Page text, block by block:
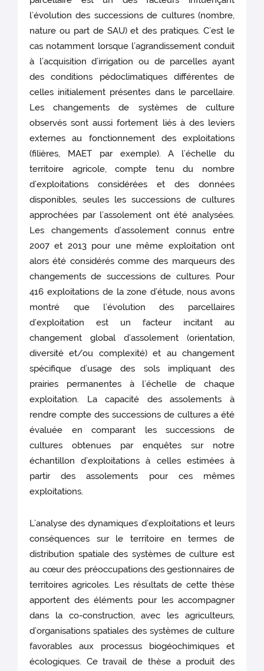
l’évolution des successions de cultures (nombre,
nature ou part de SAU) et des pratiques. C’est le
cas notamment lorsque l’agrandissement conduit
à l’acquisition d’irrigation ou de parcelles ayant
des conditions pédoclimatiques différentes de
celles initialement présentes dans le parcellaire.
Les changements de systèmes de culture
observés sont aussi fortement liés à des leviers
externes au fonctionnement des exploitations
(filières, MAET par exemple). A l’échelle du
territoire agricole, compte tenu du nombre
d’exploitations considérées et des données
disponibles, seules les successions de cultures
approchées par l’assolement ont été analysées.
Les changements d’assolement connus entre
2007 et 2013 pour une même exploitation ont
alors été considérés comme des marqueurs des
changements de successions de cultures. Pour
416 exploitations de la zone d’étude, nous avons
montré que l’évolution des parcellaires
d’exploitation est un facteur incitant au
changement global d’assolement (orientation,
diversité et/ou complexité) et au changement
spécifique d’usage des sols impliquant des
prairies permanentes à l’échelle de chaque
exploitation. La capacité des assolements à
rendre compte des successions de cultures a été
évaluée en comparant les successions de
cultures obtenues par enquêtes sur notre
échantillon d’exploitations à celles estimées à
partir des assolements pour ces mêmes
exploitations.
L’analyse des dynamiques d’exploitations et leurs
conséquences sur le territoire en termes de
distribution spatiale des systèmes de culture est
au cœur des préoccupations des gestionnaires de
territoires agricoles. Les résultats de cette thèse
apportent des éléments pour les accompagner
dans la co-construction, avec les agriculteurs,
d’organisations spatiales des systèmes de culture
favorables aux processus biogéochimiques et
écologiques. Ce travail de thèse a produit des